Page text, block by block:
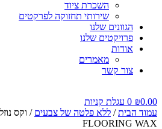
השכרת ציוד
שירותי תחזוקה לפרקטים
הגוונים שלנו
פרויקטים שלנו
אודות
מאמרים
צור קשר
₪0.00
0 עגלת קניות
עמוד הבית/ ללא פלטה של צבעים
FLOORING WAX